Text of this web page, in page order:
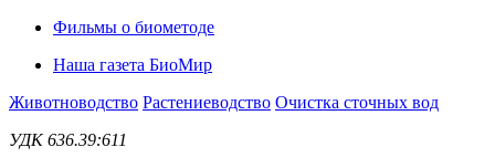
Фильмы о биометоде
Наша газета БиоМир
Животноводство Растениеводство Очистка сточных вод
УДК 636.39:611